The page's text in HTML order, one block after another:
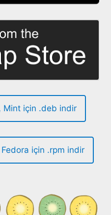
Mint için .deb indir
için .rpm indir